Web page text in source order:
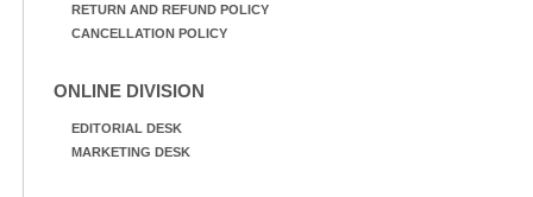
RETURN AND REFUND POLICY
CANCELLATION POLICY
ONLINE DIVISION
EDITORIAL DESK
MARKETING DESK